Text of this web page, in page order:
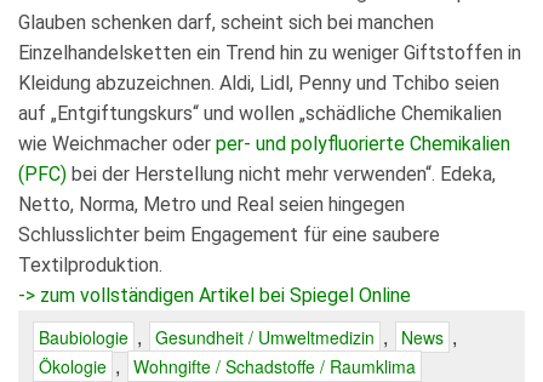
Glauben schenken darf, scheint sich bei manchen
Einzelhandelsketten ein Trend hin zu weniger Giftstoffen in
Kleidung abzuzeichnen. Aldi, Lidl, Penny und Tchibo seien
auf „Entgiftungskurs“ und wollen „schädliche Chemikalien
wie Weichmacher oder per- und polyfluorierte Chemikalien
(PFC) bei der Herstellung nicht mehr verwenden“. Edeka,
Netto, Norma, Metro und Real seien hingegen
Schlusslichter beim Engagement für eine saubere
Textilproduktion.
-> zum vollständigen Artikel bei Spiegel Online
Baubiologie , Gesundheit / Umweltmedizin , News ,
Ökologie , Wohngifte / Schadstoffe / Raumklima